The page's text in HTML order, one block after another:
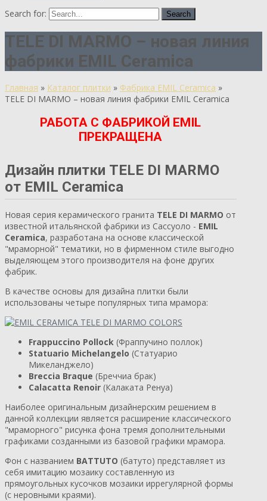
Search for:
TELE DI MARMO – новая линия
фабрики EMIL Ceramica
Главная » Каталог плитки » Фабрика EMIL Ceramica »
TELE DI MARMO – новая линия фабрики EMIL Ceramica
РАБОТА С ФАБРИКОЙ EMIL
ПРЕКРАЩЕНА
Дизайн плитки TELE DI MARMO
от EMIL Ceramica
Новая серия керамического гранита TELE DI MARMO от
известной итальянской фабрики из Сассуоло - EMIL
Ceramica, разработана на основе классической
"мраморной" тематики, но в фирменном стиле выгодно
выделяющем этого производителя на фоне других
фабрик.
В качестве основы для дизайна плитки были
использованы четыре популярных типа мрамора:
Frappuccino Pollock (Фраппучино поллок)
Statuario Michelangelo (Статуарио
Микеланджело)
Breccia Braque (Бреччиа брак)
Calacatta Renoir (Калаката Ренуа)
Наиболее оригинальным дизайнерским решением в
данной коллекции является расширение классического
"мраморного" рисунка фона тремя дополнительными
графиками созданными из базовой графики мрамора.
Фон с названием BATTUTO (батуто) представляет из
себя имитацию мозаику составленную из
прямоугольных кусочков мозаики иррегулярной формы
(с неровными краями).